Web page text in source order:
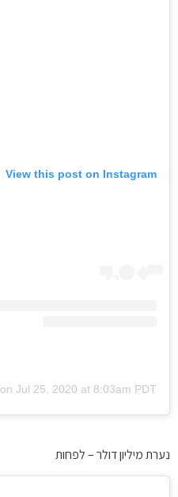
View this post on Instagram
on Jul 25, 2020 at 8:03am PDT
נערת מיליון דולר – לפחות